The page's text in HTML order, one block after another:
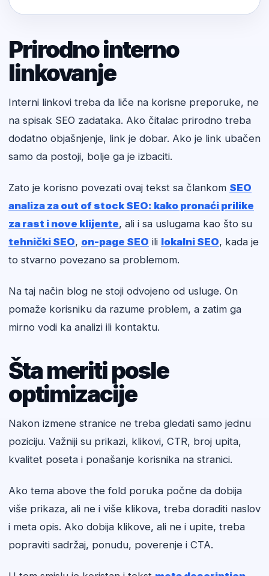
Prirodno interno
linkovanje
Interni linkovi treba da liče na korisne preporuke, ne
na spisak SEO zadataka. Ako čitalac prirodno treba
dodatno objašnjenje, link je dobar. Ako je link ubačen
samo da postoji, bolje ga je izbaciti.
Zato je korisno povezati ovaj tekst sa člankom SEO
analiza za out of stock SEO: kako pronaći prilike
za rast i nove klijente, ali i sa uslugama kao što su
tehnički SEO, on-page SEO ili lokalni SEO, kada je
to stvarno povezano sa problemom.
Na taj način blog ne stoji odvojeno od usluge. On
pomaže korisniku da razume problem, a zatim ga
mirno vodi ka analizi ili kontaktu.
Šta meriti posle
optimizacije
Nakon izmene stranice ne treba gledati samo jednu
poziciju. Važniji su prikazi, klikovi, CTR, broj upita,
kvalitet poseta i ponašanje korisnika na stranici.
Ako tema above the fold poruka počne da dobija
više prikaza, ali ne i više klikova, treba doraditi naslov
i meta opis. Ako dobija klikove, ali ne i upite, treba
popraviti sadržaj, ponudu, poverenje i CTA.